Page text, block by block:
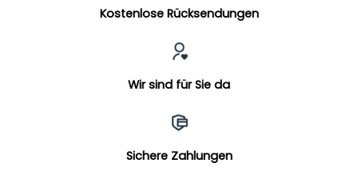
Kostenlose Rücksendungen
Wir sind für Sie da
Sichere Zahlungen